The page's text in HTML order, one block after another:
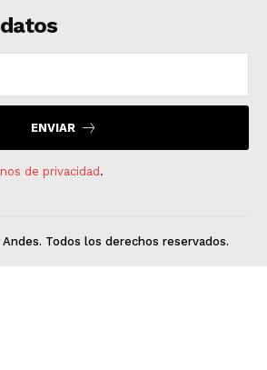
ENVIAR
de privacidad .
Todos los derechos reservados.